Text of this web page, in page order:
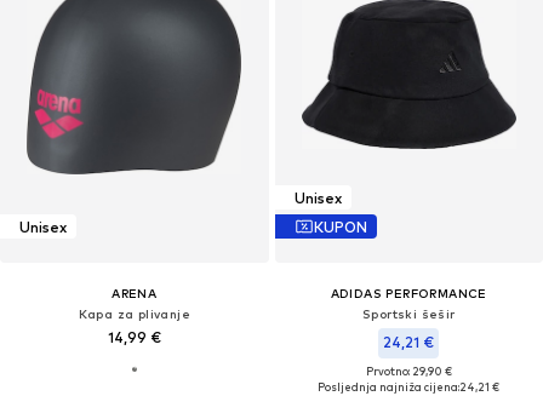
Unisex
ARENA
Kapa za plivanje
14,99 €
Unisex
KUPON
ADIDAS PERFORMANCE
Sportski šešir
24,21 €
Prvotno: 29,90 €
Posljednja najniža cijena:24,21 €